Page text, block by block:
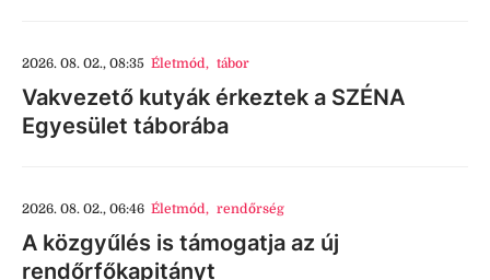
2026. 08. 02., 08:35 Életmód, tábor
Vakvezető kutyák érkeztek a SZÉNA
Egyesület táborába
2026. 08. 02., 06:46 Életmód, rendőrség
A közgyűlés is támogatja az új
rendőrfőkapitányt